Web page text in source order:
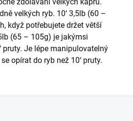
velkých ryb. 10‘ 3,5lb (60 –
když potřebujete držet větší
(65 – 105g) je jakýmsi
pruty. Je lépe manipulovatelný
opírat do ryb než 10‘ pruty.